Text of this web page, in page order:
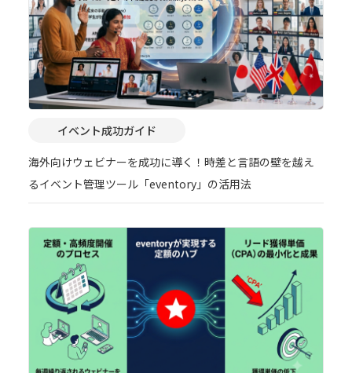
イベント成功ガイド
海外向けウェビナーを成功に導く！時差と言語の壁を越え
るイベント管理ツール「eventory」の活用法